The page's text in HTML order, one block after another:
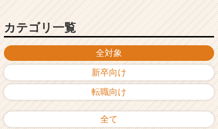
r
e
全対象
新卒向け
転職向け
全て
カテゴリ一覧